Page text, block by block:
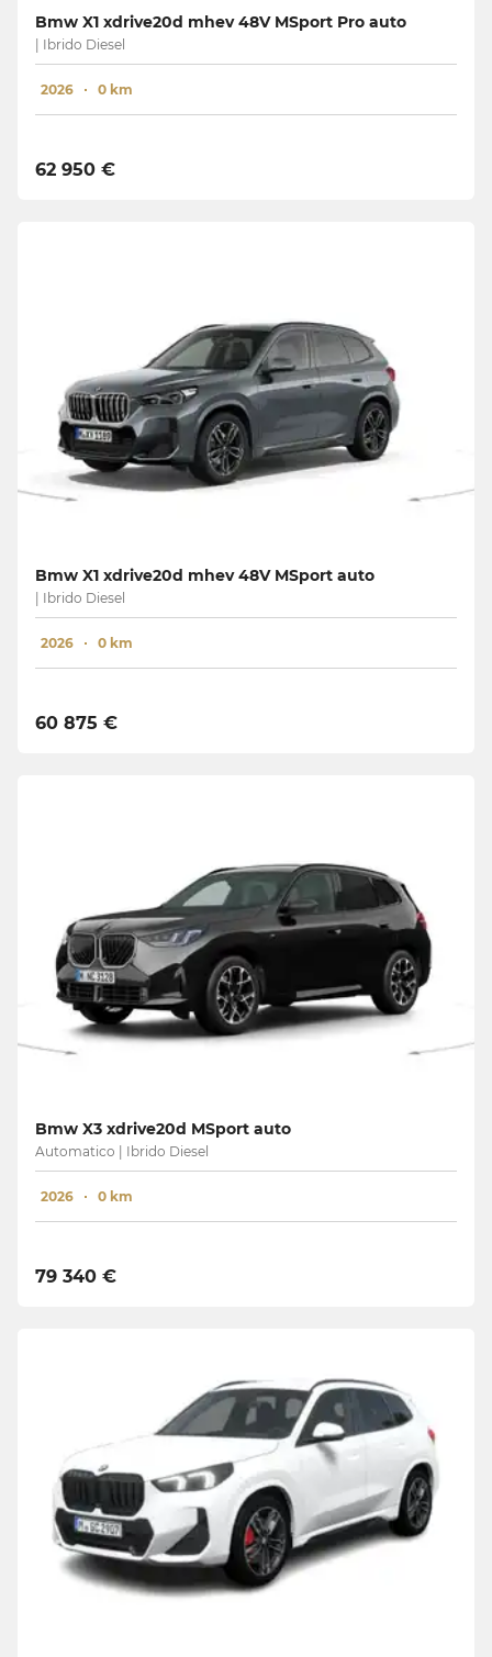
Bmw X1 xdrive20d mhev 48V MSport Pro auto
| Ibrido Diesel
2026 0 km
62 950 €
Bmw X1 xdrive20d mhev 48V MSport auto
| Ibrido Diesel
2026 0 km
60 875 €
Bmw X3 xdrive20d MSport auto
Automatico | Ibrido Diesel
2026 0 km
79 340 €